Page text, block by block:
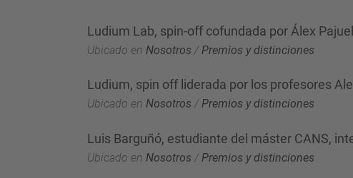
Ludium Lab, spin-off cofundada por Álex
Ubicado en Nosotros / Premios y distinciones
Ludium, spin off liderada por los profesores
Ubicado en Nosotros /Premios y distinciones
Luis Barguñó, estudiante del máster CANS,
Ubicado en Nosotros / Premios y distinciones